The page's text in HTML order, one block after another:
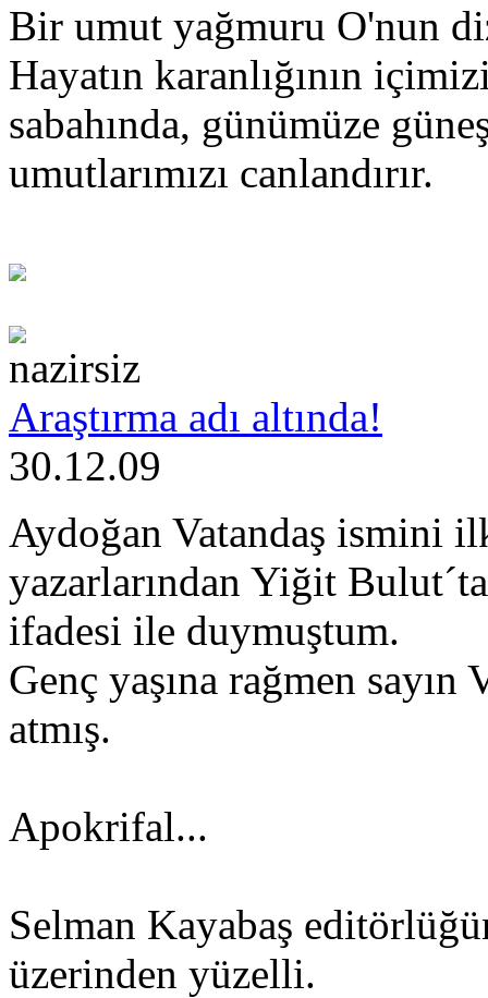
Bir umut yağmuru O'nun
Hayatın karanlığının
sabahında, günümüze
umutlarımızı canlandırır.
nazirsiz
Araştırma adı altında!
30.12.09
Aydoğan Vatandaş ismini
yazarlarından Yiğit
ifadesi ile duymuştum.
Genç yaşına rağmen
atmış.
Apokrifal...
Selman Kayabaş
üzerinden yüzelli.